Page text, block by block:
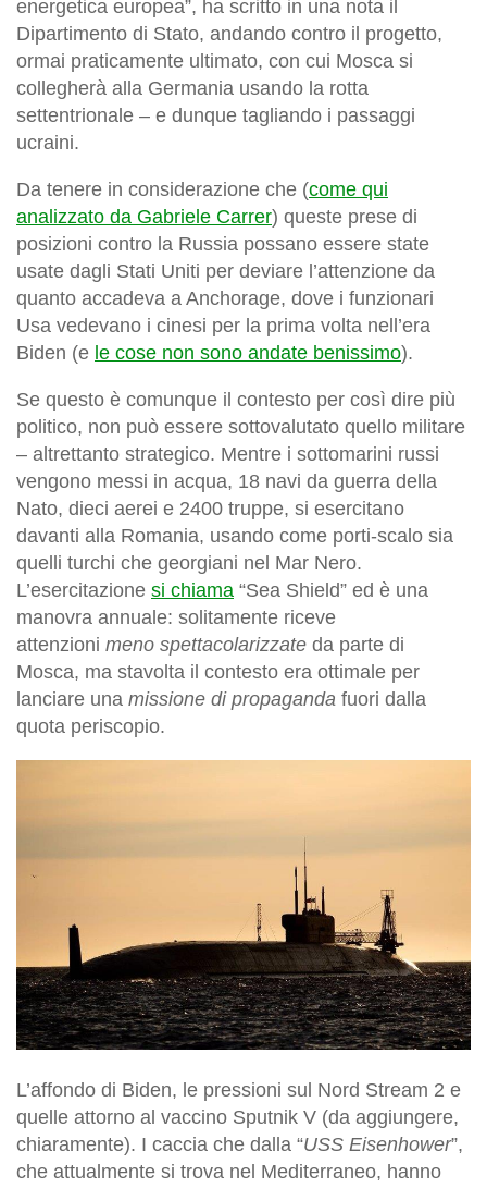
energetica europea”, ha scritto in una nota il
Dipartimento di Stato, andando contro il progetto,
ormai praticamente ultimato, con cui Mosca si
collegherà alla Germania usando la rotta
settentrionale – e dunque tagliando i passaggi
ucraini.
Da tenere in considerazione che (come qui
analizzato da Gabriele Carrer) queste prese di
posizioni contro la Russia possano essere state
usate dagli Stati Uniti per deviare l’attenzione da
quanto accadeva a Anchorage, dove i funzionari
Usa vedevano i cinesi per la prima volta nell’era
Biden (e le cose non sono andate benissimo).
Se questo è comunque il contesto per così dire più
politico, non può essere sottovalutato quello militare
– altrettanto strategico. Mentre i sottomarini russi
vengono messi in acqua, 18 navi da guerra della
Nato, dieci aerei e 2400 truppe, si esercitano
davanti alla Romania, usando come porti-scalo sia
quelli turchi che georgiani nel Mar Nero.
L’esercitazione si chiama “Sea Shield” ed è una
manovra annuale: solitamente riceve
attenzioni meno spettacolarizzate da parte di
Mosca, ma stavolta il contesto era ottimale per
lanciare una missione di propaganda fuori dalla
quota periscopio.
L’affondo di Biden, le pressioni sul Nord Stream 2 e
quelle attorno al vaccino Sputnik V (da aggiungere,
chiaramente). I caccia che dalla “USS Eisenhower”,
che attualmente si trova nel Mediterraneo, hanno